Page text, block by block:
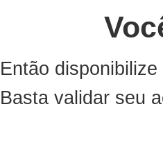
Então
Basta validar seu